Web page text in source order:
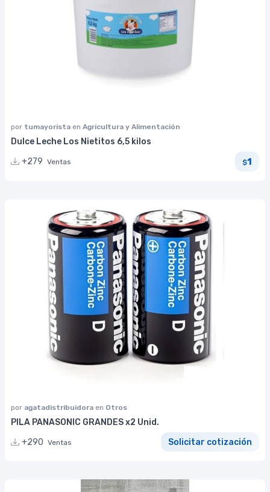
por tumayorista en Agricultura y Alimentación
Dulce Leche Los Nietitos 6,5 kilos
+279 Ventas $1
por agatadistribuidora en Otros
PILA PANASONIC GRANDES x2 Unid.
+290 Ventas Solicitar cotización